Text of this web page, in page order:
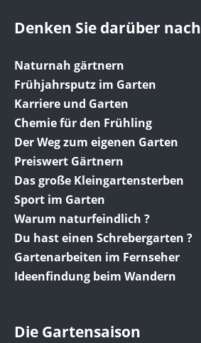
Denken Sie darüber nach
Naturnah gärtnern
Frühjahrsputz im Garten
Karriere und Garten
Chemie für den Frühling
Der Weg zum eigenen Garten
Preiswert Gärtnern
Das große Kleingartensterben
Sport im Garten
Warum naturfeindlich ?
Du hast einen Schrebergarten ?
Gartenarbeiten im Fernseher
Ideenfindung beim Wandern
Die Gartensaison